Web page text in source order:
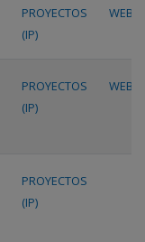
PROYECTOS
(IP)
WEB
PROYECTOS
(IP)
WEB
PROYECTOS
(IP)